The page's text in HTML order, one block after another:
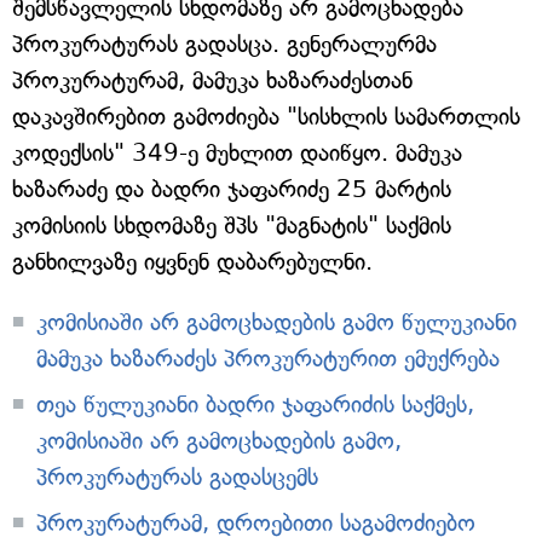
შემსწავლელის სხდომაზე არ გამოცხადება
პროკურატურას გადასცა. გენერალურმა
პროკურატურამ, მამუკა ხაზარაძესთან
დაკავშირებით გამოძიება "სისხლის სამართლის
კოდექსის" 349-ე მუხლით დაიწყო. მამუკა
ხაზარაძე და ბადრი ჯაფარიძე 25 მარტის
კომისიის სხდომაზე შპს "მაგნატის" საქმის
განხილვაზე იყვნენ დაბარებულნი.
კომისიაში არ გამოცხადების გამო წულუკიანი
მამუკა ხაზარაძეს პროკურატურით ემუქრება
თეა წულუკიანი ბადრი ჯაფარიძის საქმეს,
კომისიაში არ გამოცხადების გამო,
პროკურატურას გადასცემს
პროკურატურამ, დროებითი საგამოძიებო